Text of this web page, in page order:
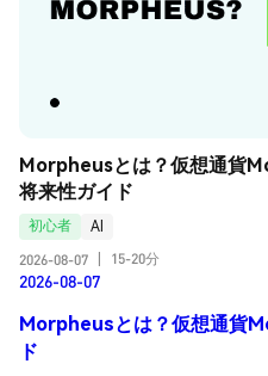
Morpheusとは？仮想通貨
将来性ガイド
初心者
AI
2026-08-07
15-20分
2026-08-07
Morpheusとは？仮想通貨
ド